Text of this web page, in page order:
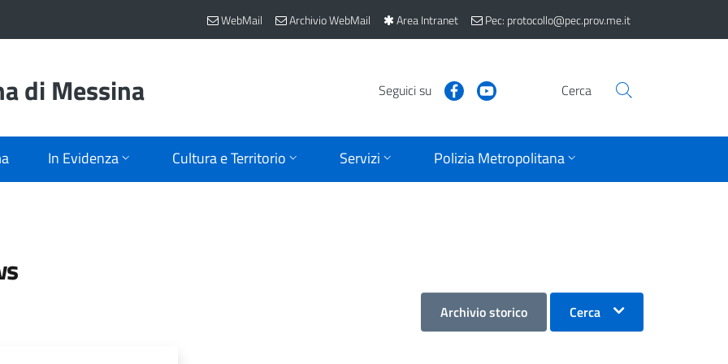
WebMail Archivio WebMail Area Intranet Pec: protocollo@pec.prov.me.it
di Messina Seguici su Cerca
In Evidenza Cultura e Territorio Servizi Polizia Metropolitana
Archivio storico Cerca